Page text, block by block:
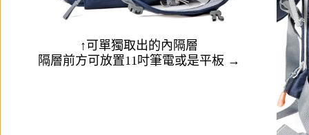
↑可單獨取出的內隔層
隔層前方可放置11吋筆電或是平板 →